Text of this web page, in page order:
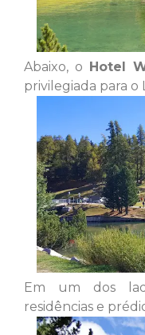
Abaixo, o Hotel
privilegiada para o
Em um dos
residências e